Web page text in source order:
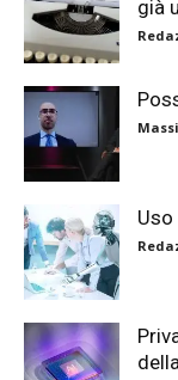
già
Uso